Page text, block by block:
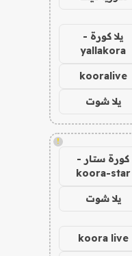
يلا كورة -
yallakora
kooralive
يلا شوت
!
كورة ستار -
koora-star
يلا شوت
koora live